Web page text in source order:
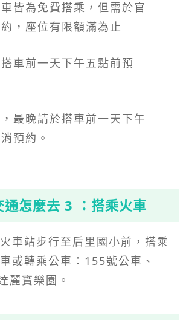
皆為免費搭乘，但需於官
，座位有限額滿為止
車前一天下午五點前預
最晚請於搭車前一天下午
預約。
通怎麼去 3 ：搭乘火車
車站步行至后里國小前，搭乘
或轉乘公車：155號公車、
麗寶樂園。